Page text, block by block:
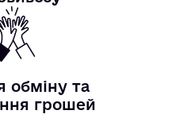
обміну та
грошей